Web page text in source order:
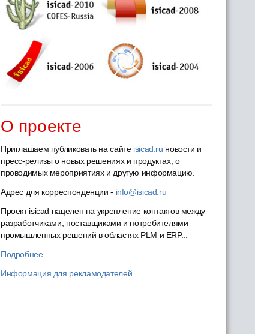
О проекте
Приглашаем публиковать на сайте isicad.ru новости и
пресс-релизы о новых решениях и продуктах, о
проводимых мероприятиях и другую информацию.
Адрес для корреспонденции - info@isicad.ru
Проект isicad нацелен на укрепление контактов между
разработчиками, поставщиками и потребителями
промышленных решений в областях PLM и ERP...
Подробнее
Информация для рекламодателей